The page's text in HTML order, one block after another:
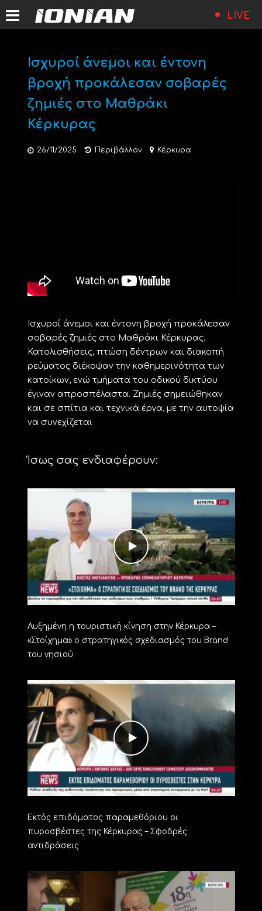
LIVE
Ισχυροί άνεμοι και έντονη
βροχή προκάλεσαν σοβαρές
ζημιές στο Μαθράκι
Κέρκυρας
26/11/2025 Περιβάλλον Κέρκυρα
Ισχυροί άνεμοι και έντονη βροχή προκάλεσαν
σοβαρές ζημιές στο Μαθράκι Κέρκυρας.
Κατολισθήσεις, πτώση δέντρων και διακοπή
ρεύματος διέκοψαν την καθημερινότητα των
κατοίκων, ενώ τμήματα του οδικού δικτύου
έγιναν απροσπέλαστα. Ζημιές σημειώθηκαν
και σε σπίτια και τεχνικά έργα, με την αυτοψία
να συνεχίζεται
Ίσως σας ενδιαφέρουν:
Αυξημένη η τουριστική κίνηση στην Κέρκυρα –
«Στοίχημα» ο στρατηγικός σχεδιασμός του Brand
του νησιού
Εκτός επιδόματος παραμεθόριου οι
πυροσβέστες της Κέρκυρας – Σφοδρές
αντιδράσεις